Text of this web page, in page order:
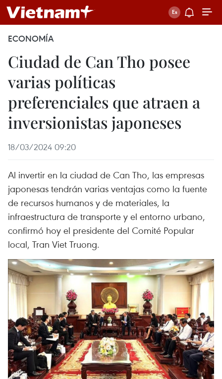
ECONOMÍA
Ciudad de Can Tho posee
varias políticas
preferenciales que atraen a
inversionistas japoneses
18/03/2024 09:20
Al invertir en la ciudad de Can Tho, las empresas
japonesas tendrán varias ventajas como la fuente
de recursos humanos y de materiales, la
infraestructura de transporte y el entorno urbano,
confirmó hoy el presidente del Comité Popular
local, Tran Viet Truong.